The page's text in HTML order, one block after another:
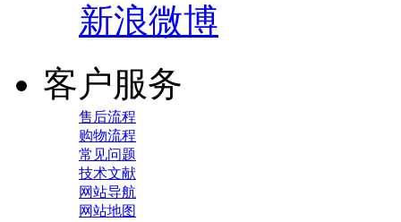
新浪微博
客户服务
售后流程
购物流程
常见问题
技术文献
网站导航
网站地图